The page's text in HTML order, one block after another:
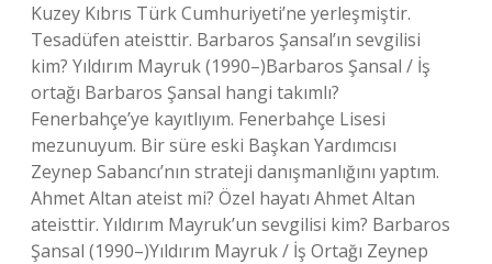
Kuzey Kıbrıs Türk Cumhuriyeti’ne yerleşmiştir.
Tesadüfen ateisttir. Barbaros Şansal’ın sevgilisi
kim? Yıldırım Mayruk (1990–)Barbaros Şansal / İş
ortağı Barbaros Şansal hangi takımlı?
Fenerbahçe’ye kayıtlıyım. Fenerbahçe Lisesi
mezunuyum. Bir süre eski Başkan Yardımcısı
Zeynep Sabancı’nın strateji danışmanlığını yaptım.
Ahmet Altan ateist mi? Özel hayatı Ahmet Altan
ateisttir. Yıldırım Mayruk’un sevgilisi kim? Barbaros
Şansal (1990–)Yıldırım Mayruk / İş Ortağı Zeynep